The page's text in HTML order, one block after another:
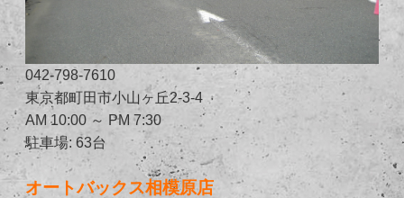
042-798-7610
東京都町田市小山ヶ丘2-3-4
AM 10:00 ～ PM 7:30
駐車場: 63台
オートバックス相模原店